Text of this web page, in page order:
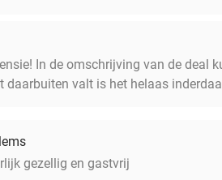
In de omschrijving van de deal
daarbuiten valt is het helaas
gezellig en gastvrij